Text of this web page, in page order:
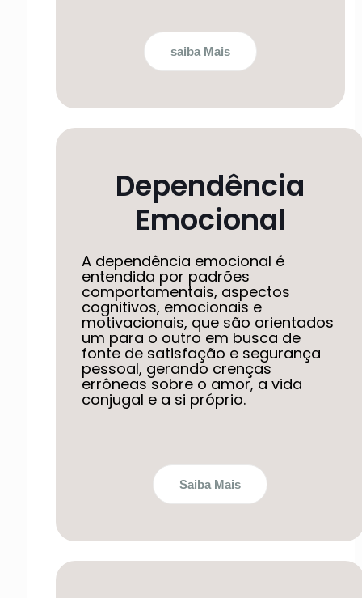
saiba Mais
Dependência
Emocional
A dependência emocional é
entendida por padrões
comportamentais, aspectos
cognitivos, emocionais e
motivacionais, que são orientados
um para o outro em busca de
fonte de satisfação e segurança
pessoal, gerando crenças
errôneas sobre o amor, a vida
conjugal e a si próprio.
Saiba Mais